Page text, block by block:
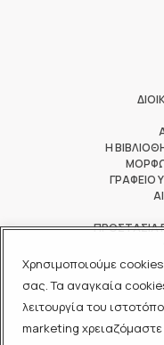
Χρησιμοποιούμε cookies
σας. Τα αναγκαία
λειτουργία του
marketing
Η
ΓΡΑΦΕΙΟ
ΠΡΟΣΤΑΣΙΑ